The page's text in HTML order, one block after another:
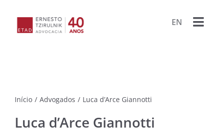
EN
Início / Advogados / Luca d’Arce Giannotti
Luca d’Arce Giannotti